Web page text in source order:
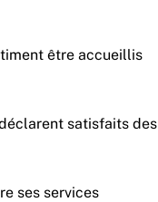
être accueillis
satisfaits des
ses services